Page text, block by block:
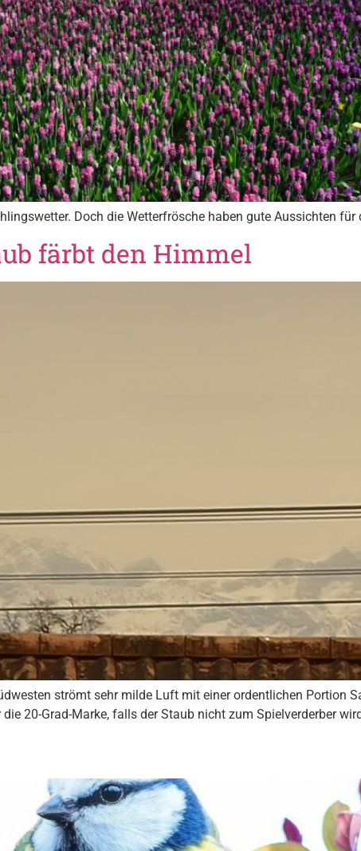
Doch die Wetterfrösche haben gute Aussichten für
färbt den Himmel
strömt sehr milde Luft mit einer ordentlichen Portion
20-Grad-Marke, falls der Staub nicht zum Spielverderber